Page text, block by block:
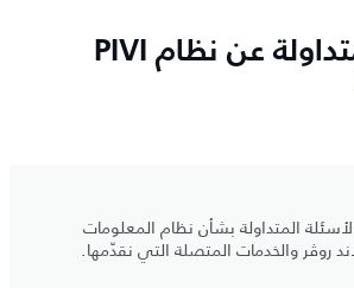
الأسئلة المتداولة عن نظام PIVI
المتداولة بشأن نظام المعلومات
روڤر والخدمات المتصلة التي نقدّمها.